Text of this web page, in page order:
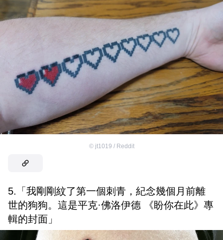
© jt1019 / Reddit
5.「我剛剛紋了第一個刺青，紀念幾個月前離
世的狗狗。這是平克·佛洛伊德 《盼你在此》專
輯的封面」